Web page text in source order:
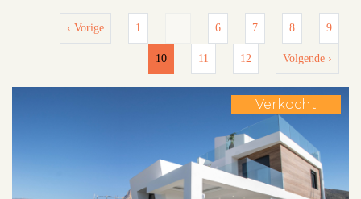
‹ Vorige 1 6 7 8 9
10 11 12 Volgende ›
Verkocht